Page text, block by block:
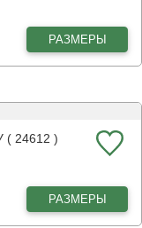
РАЗМЕРЫ
24612 )
РАЗМЕРЫ